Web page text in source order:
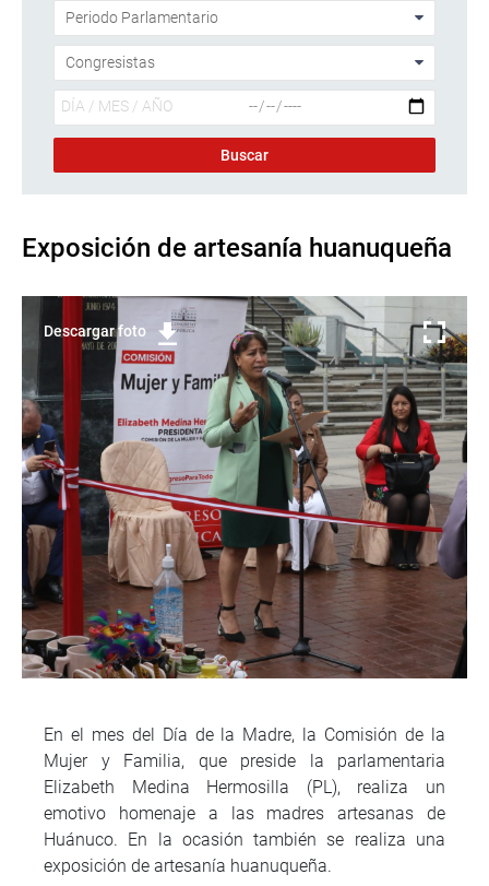
Exposición de artesanía huanuqueña
Descargar foto
En el mes del Día de la Madre, la Comisión de la
Mujer y Familia, que preside la parlamentaria
Elizabeth Medina Hermosilla (PL), realiza un
emotivo homenaje a las madres artesanas de
Huánuco. En la ocasión también se realiza una
exposición de artesanía huanuqueña.